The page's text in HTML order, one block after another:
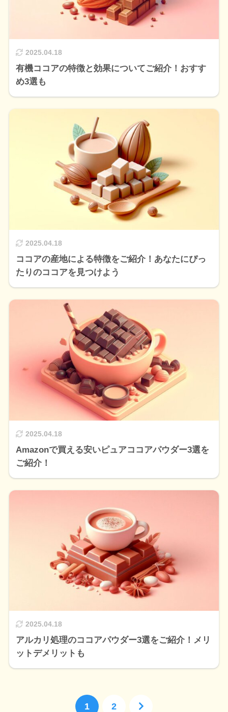
2025.04.18
有機ココアの特徴と効果についてご紹介！おすす
め3選も
2025.04.18
ココアの産地による特徴をご紹介！あなたにぴっ
たりのココアを見つけよう
2025.04.18
Amazonで買える安いピュアココアパウダー3選を
ご紹介！
2025.04.18
アルカリ処理のココアパウダー3選をご紹介！メリ
ットデメリットも
1 2